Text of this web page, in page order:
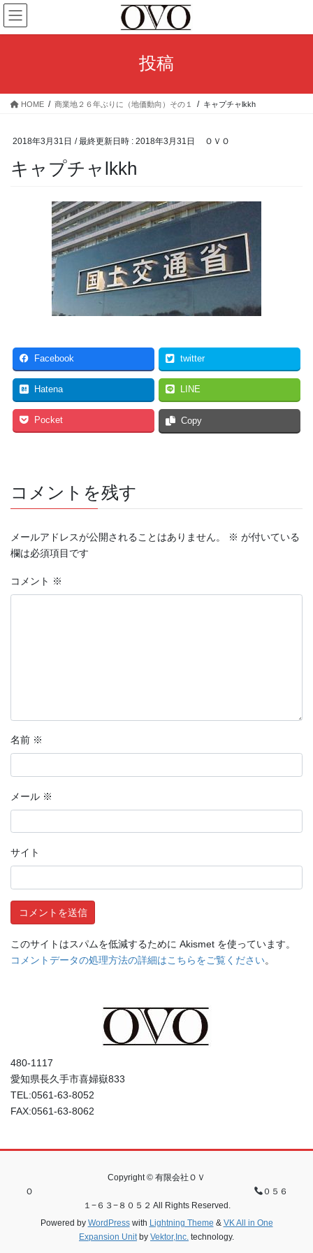
コ
ン
テ
ス
ナ
ビ
ゲ
ン
投稿
HOME 商業地２６年ぶりに（地価動向）その１ キャプチャlkkh
2018年3月31日 / 最終更新日時 : 2018年3月31日 ＯＶＯ
キャプチャlkkh
Facebook twitter
Hatena LINE
Pocket Copy
コメントを残す
メールアドレスが公開されることはありません。 ※ が付いている
欄は必須項目です
コメント ※
名前 ※
メール ※
サイト
このサイトはスパムを低減するために Akismet を使っています。
コメントデータの処理方法の詳細はこちらをご覧ください。
480-1117
愛知県長久手市喜婦嶽833
TEL:0561-63-8052
FAX:0561-63-8062
Copyright © 有限会社ＯＶ
Ｏ
０５６
１−６３−８０５２ All Rights Reserved.
Powered by WordPresswith Lightning Theme & VK All in One
Expansion Unitby Vektor,Inc. technology.